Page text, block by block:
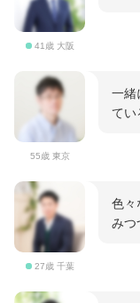
41歳 大阪
55歳 東京
一緒
てい
27歳 千葉
色々
みつ